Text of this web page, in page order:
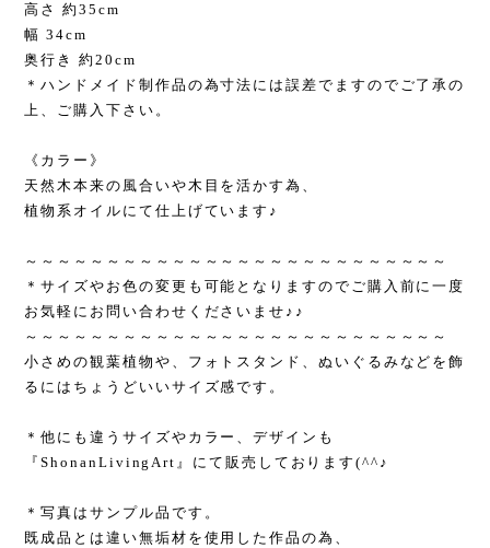
高さ 約35cm
幅 34cm
奥行き 約20cm
＊ハンドメイド制作品の為寸法には誤差でますのでご了承の
上、ご購入下さい。
《カラー》
天然木本来の風合いや木目を活かす為、
植物系オイルにて仕上げています♪
～～～～～～～～～～～～～～～～～～～～～～～～～～
＊サイズやお色の変更も可能となりますのでご購入前に一度
お気軽にお問い合わせくださいませ♪♪
～～～～～～～～～～～～～～～～～～～～～～～～～～
小さめの観葉植物や、フォトスタンド、ぬいぐるみなどを飾
るにはちょうどいいサイズ感です。
＊他にも違うサイズやカラー、デザインも
『ShonanLivingArt』にて販売しております(^^♪
＊写真はサンプル品です。
既成品とは違い無垢材を使用した作品の為、